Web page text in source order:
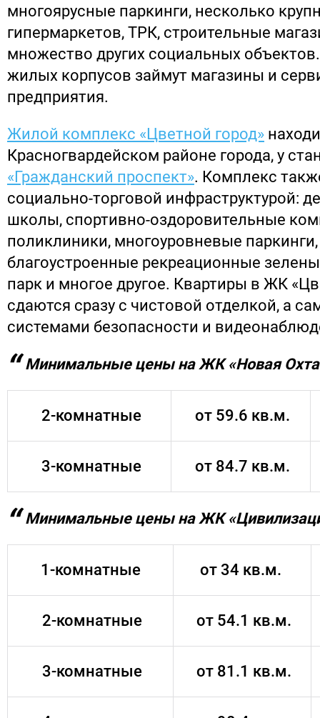
многоярусные паркинги, несколько
гипермаркетов, ТРК, строительные
множество других социальных
жилых корпусов займут магазины и
предприятия.
Жилой комплекс «Цветной город»
Красногвардейском районе города, у
«Гражданский проспект». Комплекс
социально-торговой инфраструктурой:
школы, спортивно-оздоровительные
поликлиники, многоуровневые паркинги,
благоустроенные рекреационные
парк и многое другое. Квартиры в ЖК
сдаются сразу с чистовой отделкой, а
системами безопасности и
Минимальные цены на ЖК «Новая
2-комнатные от 59.6 кв.м.
3-комнатные от 84.7 кв.м.
Минимальные цены на ЖК
1-комнатные от 34 кв.м.
2-комнатные от 54.1 кв.м.
3-комнатные от 81.1 кв.м.